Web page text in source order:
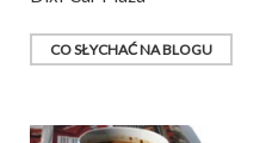
CO SŁYCHAĆ NA BLOGU